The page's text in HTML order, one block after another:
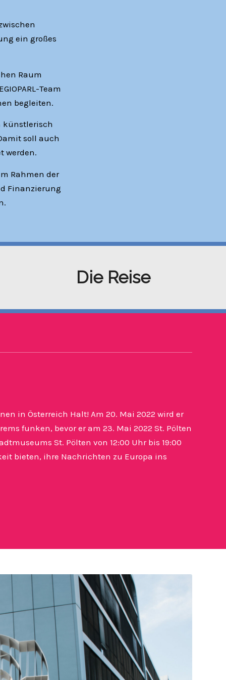
ein großes
Raum
Team
begleiten.
künstlerisch
soll auch
werden.
Rahmen der
Finanzierung
Die Reise
in Österreich Halt! Am 20. Mai 2022 wird er
funken, bevor er am 23. Mai 2022 St. Pölten
St. Pölten von 12:00 Uhr bis 19:00
bieten, ihre Nachrichten zu Europa ins